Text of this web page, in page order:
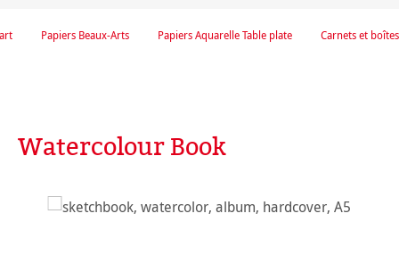
Carnets et boîtes
Papiers Aquarelle Table plate
Papiers Beaux-Arts
Watercolour Book
Ignorer la galerie d'images